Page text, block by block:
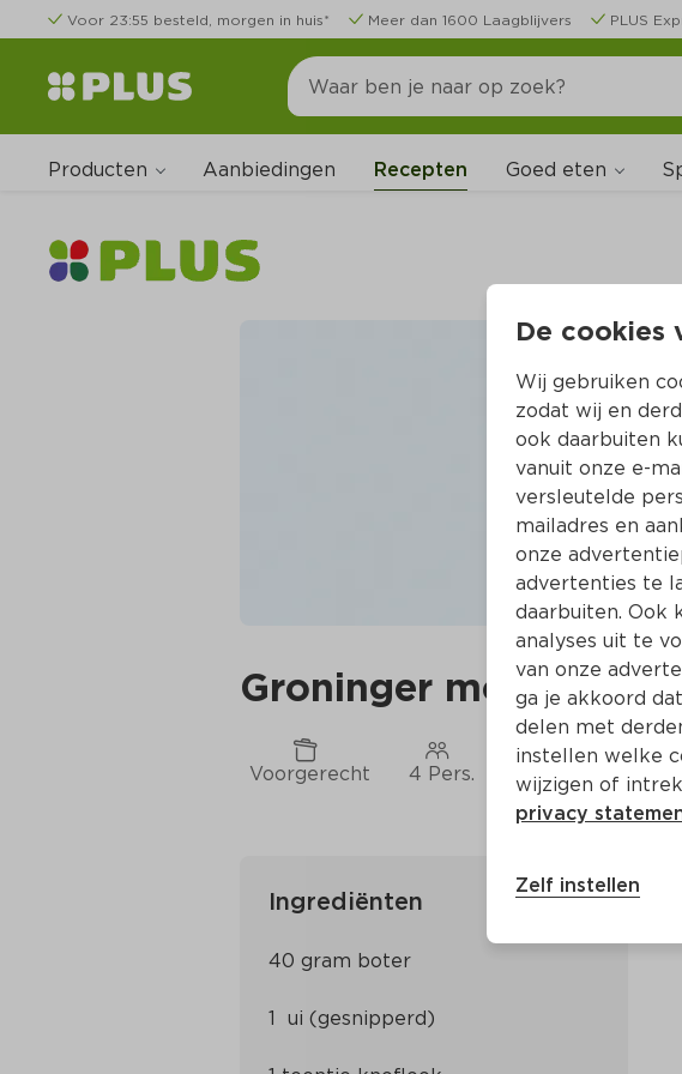
Voor 23:55 besteld, morgen in huis* Meer dan 1600 Laagblijvers PLUS
Producten Aanbiedingen Recepten Goed eten
Groninger
Voorgerecht 4 Pers. Ca. 20 Min
Ingrediënten
De cookies
Wij gebruiken
zodat wij en
ook daarbuiten
vanuit onze e-
versleutelde
mailadres en
onze
advertenties te
daarbuiten. Ook
analyses uit te
van onze
ga je akkoord
delen met
instellen welke
wijzigen of
privacy
Zelf instellen